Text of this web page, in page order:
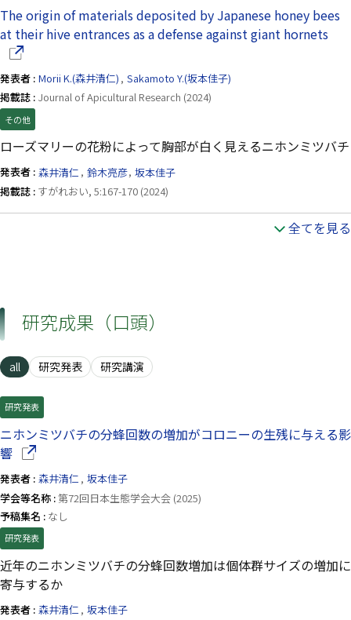
The origin of materials deposited by Japanese honey bees
at their hive entrances as a defense against giant hornets（
発表者 : Morii K.(森井清仁) , Sakamoto Y.(坂本佳子)
掲載誌 : Journal of Apicultural Research (2024)
その他
ローズマリーの花粉によって胸部が白く見えるニホンミツバチ
発表者 : 森井清仁 , 鈴木亮彦, 坂本佳子
掲載誌 : すがれおい, 5:167-170 (2024)
全てを見る
研究成果（口頭）
all 研究発表 研究講演
研究発表
ニホンミツバチの分蜂回数の増加がコロニーの生残に与える影
響（別ウインドウで開きます）
発表者 : 森井清仁 , 坂本佳子
学会等名称 :第72回日本生態学会大会 (2025)
予稿集名 : なし
研究発表
近年のニホンミツバチの分蜂回数増加は個体群サイズの増加に
寄与するか
発表者 : 森井清仁 , 坂本佳子